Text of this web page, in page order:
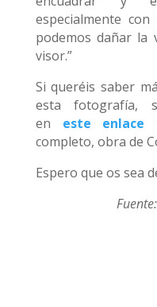
especialmente
podemos dañar
visor.”
Si queréis saber
esta fotografía,
en este enlace
completo, obra de
Espero que os sea